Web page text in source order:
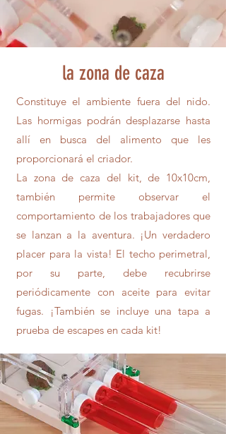
la zona de caza
Constituye el ambiente fuera del nido.
Las hormigas podrán desplazarse hasta
allí en busca del alimento que les
proporcionará el criador.
La zona de caza del kit, de 10x10cm,
también permite observar el
comportamiento de los trabajadores que
se lanzan a la aventura. ¡Un verdadero
placer para la vista! El techo perimetral,
por su parte, debe recubrirse
periódicamente con aceite para evitar
fugas. ¡También se incluye una tapa a
prueba de escapes en cada kit!